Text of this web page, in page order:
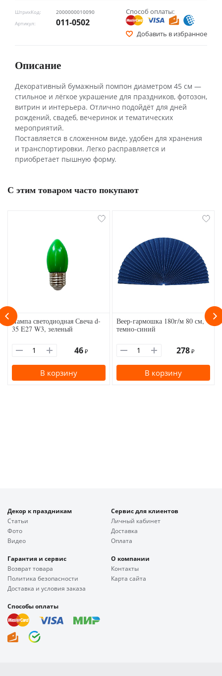
ШтрихКод:
2000000010090
Артикул:
011-0502
Способ оплаты:
Добавить в избранное
Описание
Декоративный бумажный помпон диаметром 45 см —
стильное и лёгкое украшение для праздников, фотозон,
витрин и интерьера. Отлично подойдёт для дней
рождений, свадеб, вечеринок и тематических
мероприятий.
Поставляется в сложенном виде, удобен для хранения
и транспортировки. Легко расправляется и
приобретает пышную форму.
С этим товаром часто покупают
Лампа светодиодная Свеча d-
35 E27 W3, зеленый
46 ₽
В корзину
Веер-гармошка 180г/м 80 см,
темно-синий
278 ₽
В корзину
Декор к праздникам
Статьи
Фото
Видео
Сервис для клиентов
Личный кабинет
Доставка
Оплата
Гарантия и сервис
Возврат товара
Политика безопасности
Доставка и условия заказа
О компании
Контакты
Карта сайта
Способы оплаты